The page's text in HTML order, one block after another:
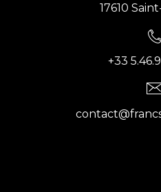
17610
+33